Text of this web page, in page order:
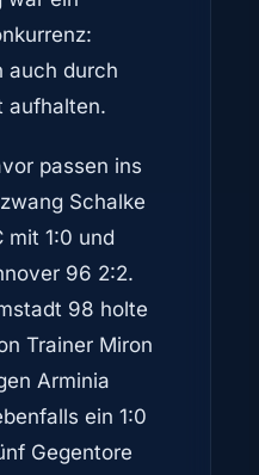
auch durch
aufhalten.
passen ins
Schalke
mit 1:0 und
96 2:2.
98 holte
Trainer Miron
Arminia
ein 1:0
Gegentore